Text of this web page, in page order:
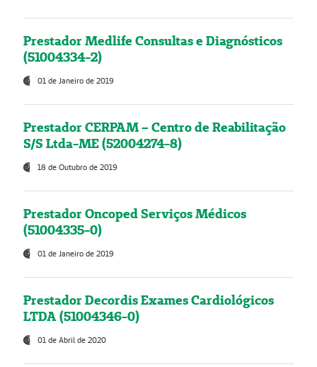
Prestador Medlife Consultas e Diagnósticos
(51004334-2)
01 de Janeiro de 2019
Prestador CERPAM – Centro de Reabilitação
S/S Ltda-ME (52004274-8)
18 de Outubro de 2019
Prestador Oncoped Serviços Médicos
(51004335-0)
01 de Janeiro de 2019
Prestador Decordis Exames Cardiológicos
LTDA (51004346-0)
01 de Abril de 2020